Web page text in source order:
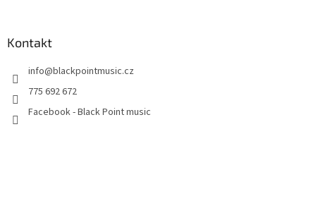
Kontakt
info@blackpointmusic.cz
775 692 672
Facebook - Black Point music